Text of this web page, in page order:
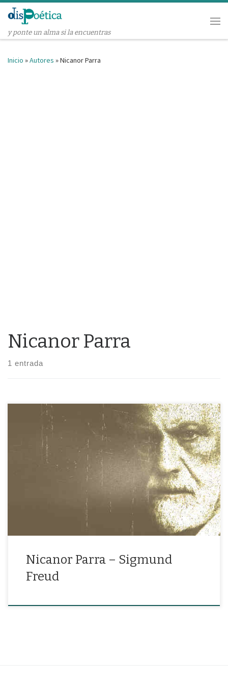
Saltar al contenido
y ponte un alma si la encuentras
Inicio »Autores »Nicanor Parra
Nicanor Parra
1 entrada
«El Occidente es una gran pirámide, que termina y empieza en un
psiquiatra: la pirámide está por derrumbarse.»
Nicanor Parra – Sigmund
Freud